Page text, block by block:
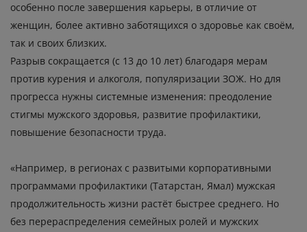
особенно после завершения карьеры, в отличие от
женщин, более активно заботящихся о здоровье как своём,
так и своих близких.
Разрыв сокращается (с 13 до 10 лет) благодаря мерам
против курения и алкоголя, популяризации ЗОЖ. Но для
прогресса нужны системные изменения: преодоление
стигмы мужского здоровья, развитие профилактики,
повышение безопасности труда.
«Например, в регионах с развитыми корпоративными
программами профилактики (Татарстан, Ямал) мужская
продолжительность жизни растёт быстрее среднего. Но
без перераспределения семейных ролей и мужских